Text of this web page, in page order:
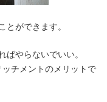
とができます。
ばやらないでいい。
チメントのメリットで